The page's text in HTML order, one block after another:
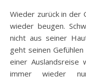
Wieder zurück in der
wieder beugen.
nicht aus seiner
geht seinen
einer
immer wieder